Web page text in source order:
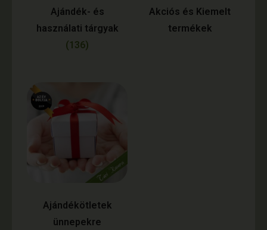
Ajándék- és
használati tárgyak
(136)
Akciós és Kiemelt
termékek
Ajándékötletek
ünnepekre